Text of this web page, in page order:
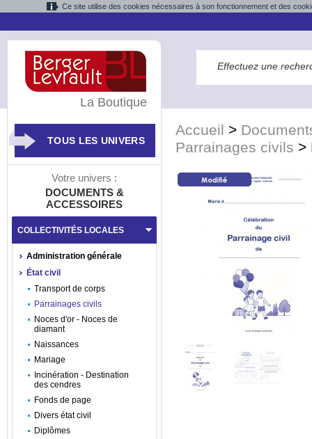
Ce site utilise des cookies nécessaires à son fonctionnement et des
Accueil >
Parrainages civils >
La Boutique
TOUS LES UNIVERS
Votre univers :
DOCUMENTS &
ACCESSOIRES
COLLECTIVITÉS LOCALES
Administration générale
État civil
Transport de corps
Parrainages civils
Noces d'or - Noces de
diamant
Naissances
Mariage
Incinération - Destination
des cendres
Fonds de page
Divers état civil
Diplômes